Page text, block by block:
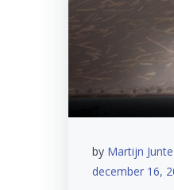
by Martijn Junte
december 16,